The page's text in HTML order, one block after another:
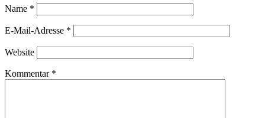
Name *
E-Mail-Adresse *
Website
Kommentar *